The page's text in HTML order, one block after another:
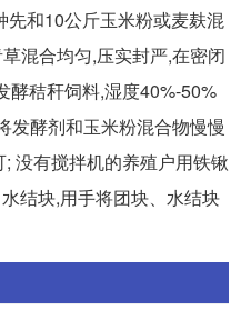
先和10公斤玉米粉或麦麸混
混合均匀,压实封严,在密闭
酵秸秆饲料,湿度40%-50%
发酵剂和玉米粉混合物慢慢
没有搅拌机的养殖户用铁锹
结块,用手将团块、水结块